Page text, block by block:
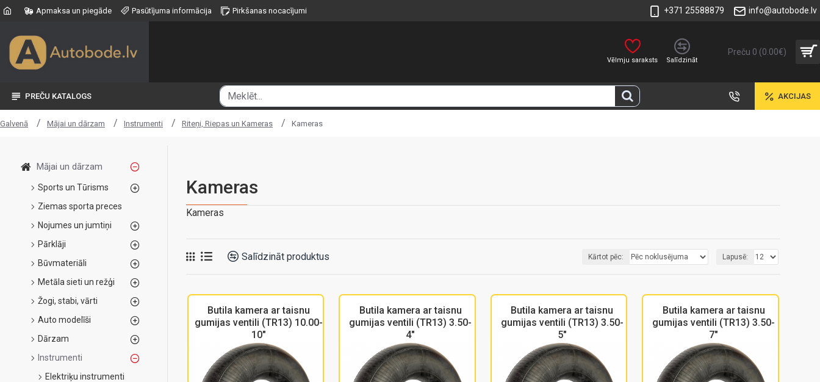
Apmaksa un piegāde Pasūtījuma informācija Pirkšanas nocacījumi +371 25588879 info@autobode.lv
Vēlmju saraksts Salīdzināt
Preču 0 (0.00€)
PREČU KATALOGS AKCIJAS
Galvenā Mājai un dārzam Instrumenti Riteņi, Riepas un Kameras Kameras
Mājai un dārzam
Sports un Tūrisms
Ziemas sporta preces
Nojumes un jumtiņi
Pārklāji
Būvmateriāli
Metāla sieti un režģi
Žogi, stabi, vārti
Auto modelīši
Dārzam
Instrumenti
Elektriķu instrumenti
Kameras
Kameras
Salīdzināt produktus Kārtot pēc: Lapusē:
Butila kamera ar taisnu
gumijas ventili (TR13) 10.00-
10"
Butila kamera ar taisnu
gumijas ventili (TR13) 3.50-
4"
Butila kamera ar taisnu
gumijas ventili (TR13) 3.50-
5"
Butila kamera ar taisnu
gumijas ventili (TR13) 3.50-
7"